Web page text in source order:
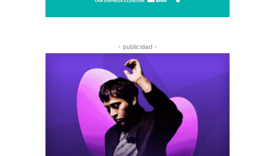
- publicidad -